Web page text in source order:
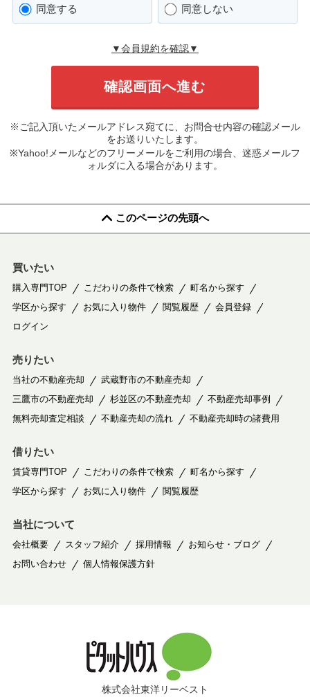
同意する 同意しない
▼会員規約を確認▼
※ご記入頂いたメールアドレス宛てに、お問合せ内容の確認メール
をお送りいたします。
※Yahoo!メールなどのフリーメールをご利用の場合、迷惑メールフ
ォルダに入る場合があります。
このページの先頭へ
買いたい
購入専門TOP こだわりの条件で検索
町名から探す
学区から探す
お気に入り物件 閲覧履歴
会員登録
ログイン
売りたい
当社の不動産売却
武蔵野市の不動産売却
三鷹市の不動産売却
杉並区の不動産売却
不動産売却事例
無料売却査定相談
不動産売却の流れ 不動産売却時の諸費用
借りたい
賃貸専門TOP こだわりの条件で検索
町名から探す
学区から探す
お気に入り物件 閲覧履歴
当社について
会社概要 スタッフ紹介 採用情報
お知らせ・ブログ
お問い合わせ
個人情報保護方針
株式会社東洋リーベスト